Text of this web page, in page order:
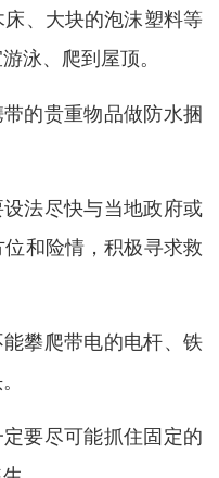
、大块的泡沫塑料等
泳、爬到屋顶。
的贵重物品做防水捆
法尽快与当地政府或
和险情，积极寻求救
攀爬带电的电杆、铁
要尽可能抓住固定的